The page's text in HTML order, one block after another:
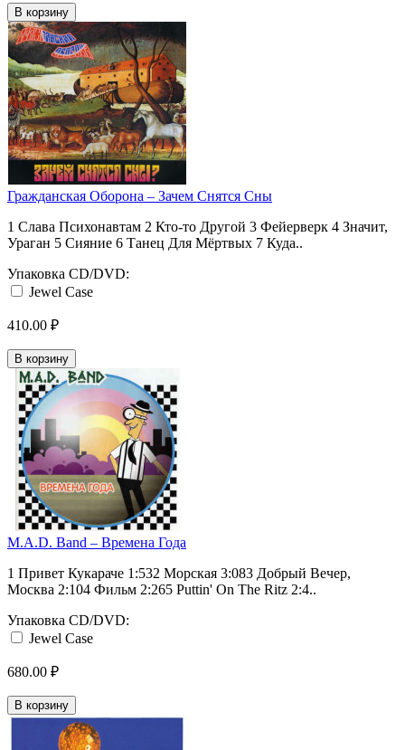
В корзину
Гражданская Оборона ‎– Зачем Снятся Сны
1 Слава Психонавтам 2 Кто-то Другой 3 Фейерверк 4 Значит,
Ураган 5 Сияние 6 Танец Для Мёртвых 7 Куда..
Упаковка CD/DVD:
Jewel Case
410.00 ₽
В корзину
M.A.D. Band ‎– Времена Года
1 Привет Кукараче 1:532 Морская 3:083 Добрый Вечер,
Москва 2:104 Фильм 2:265 Puttin' On The Ritz 2:4..
Упаковка CD/DVD:
Jewel Case
680.00 ₽
В корзину